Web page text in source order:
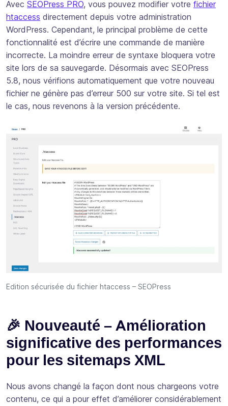
Avec SEOPress PRO, vous pouvez modifier votre fichier
htaccess directement depuis votre administration
WordPress. Cependant, le principal problème de cette
fonctionnalité est d’écrire une commande de manière
incorrecte. La moindre erreur de syntaxe bloquera votre
site lors de sa sauvegarde. Désormais avec SEOPress
5.8, nous vérifions automatiquement que votre nouveau
fichier ne génère pas d’erreur 500 sur votre site. Si tel est
le cas, nous revenons à la version précédente.
Edition sécurisée du fichier htaccess – SEOPress
🎉 Nouveauté – Amélioration
significative des performances
pour les sitemaps XML
Nous avons changé la façon dont nous chargeons votre
contenu, ce qui a pour effet d’améliorer considérablement